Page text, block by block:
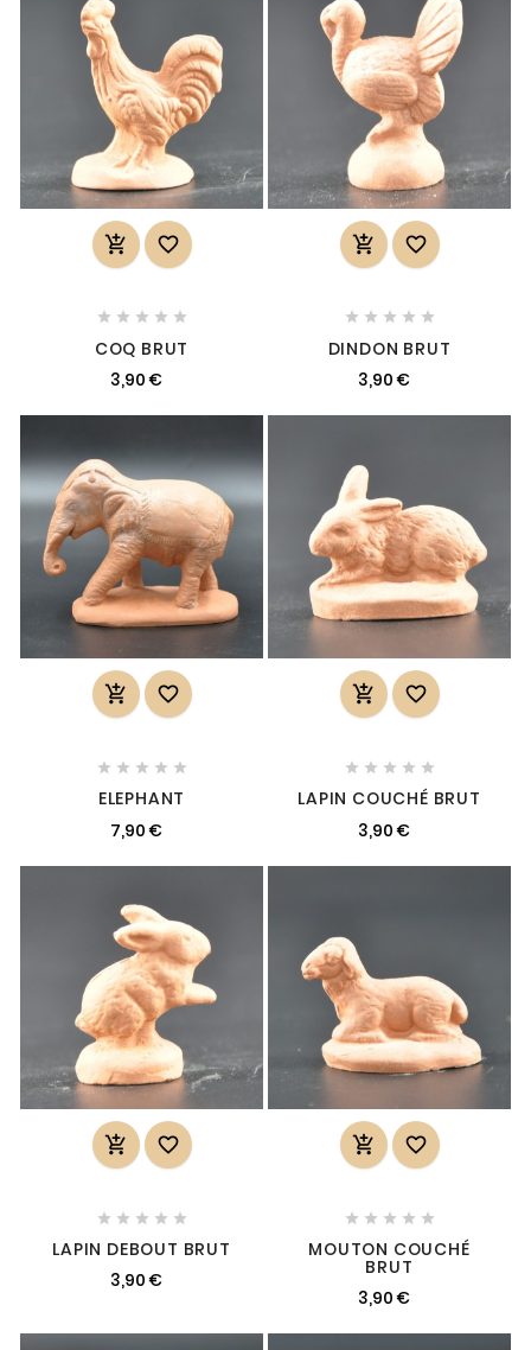
 
    
COQ BRUT
3,90 €
 
    
DINDON BRUT
3,90 €
 
    
ELEPHANT
7,90 €
 
    
LAPIN COUCHÉ BRUT
3,90 €
 
    
LAPIN DEBOUT BRUT
3,90 €
 
    
MOUTON COUCHÉ
BRUT
3,90 €